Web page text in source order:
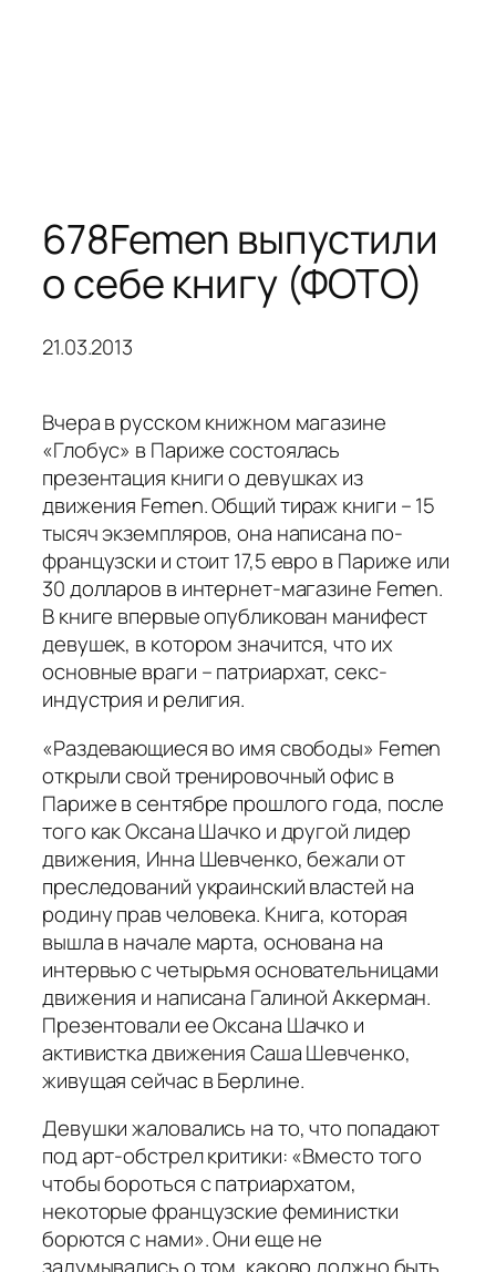
678Femen выпустили
о себе книгу (ФОТО)
21.03.2013
Вчера в русском книжном магазине
«Глобус» в Париже состоялась
презентация книги о девушках из
движения Femen. Общий тираж книги – 15
тысяч экземпляров, она написана по-
французски и стоит 17,5 евро в Париже или
30 долларов в интернет-магазине Femen.
В книге впервые опубликован манифест
девушек, в котором значится, что их
основные враги – патриархат, секс-
индустрия и религия.
«Раздевающиеся во имя свободы» Femen
открыли свой тренировочный офис в
Париже в сентябре прошлого года, после
того как Оксана Шачко и другой лидер
движения, Инна Шевченко, бежали от
преследований украинский властей на
родину прав человека. Книга, которая
вышла в начале марта, основана на
интервью с четырьмя основательницами
движения и написана Галиной Аккерман.
Презентовали ее Оксана Шачко и
активистка движения Саша Шевченко,
живущая сейчас в Берлине.
Девушки жаловались на то, что попадают
под арт-обстрел критики: «Вместо того
чтобы бороться с патриархатом,
некоторые французские феминистки
борются с нами». Они еще не